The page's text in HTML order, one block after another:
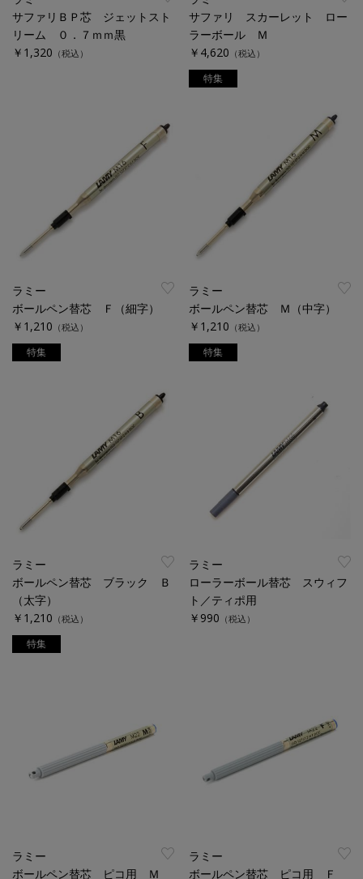
サファリＢＰ芯 ジェットスト
リーム ０．７ｍｍ黒
￥1,320 （税込）
サファリ スカーレット ロー
ラーボール Ｍ
￥4,620 （税込）
特集
ラミー
ボールペン替芯 Ｆ（細字）
￥1,210 （税込）
特集
ラミー
ボールペン替芯 Ｍ（中字）
￥1,210 （税込）
特集
ラミー
ボールペン替芯 ブラック Ｂ
（太字）
￥1,210 （税込）
特集
ラミー
ローラーボール替芯 スウィフ
ト／ティポ用
￥990 （税込）
ラミー
ボールペン替芯 ピコ用 Ｍ
ラミー
ボールペン替芯 ピコ用 Ｆ